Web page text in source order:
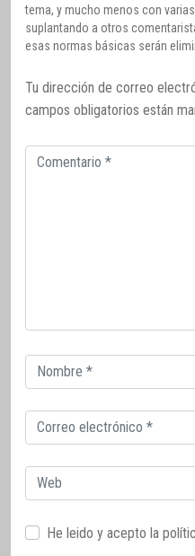
tema, y mucho menos con
suplantando a otros
esas normas básicas serán
Tu dirección de correo
campos obligatorios están
Comentario
Correo
electrónico
Correo
electrónico
Web
He leido y acepto la